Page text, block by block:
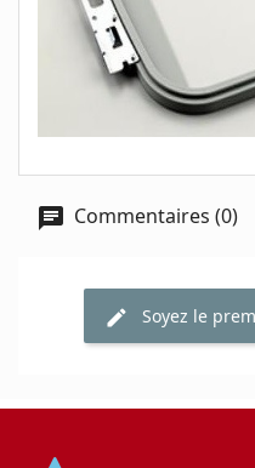
Commentaires (0)
Soyez le